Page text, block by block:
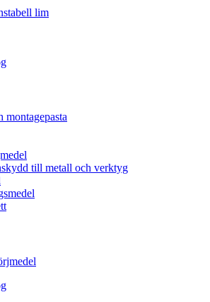
lim
till metall och verktyg